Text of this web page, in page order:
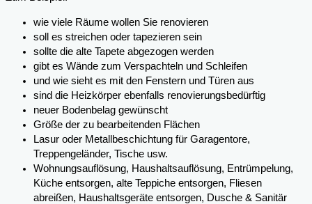
wie viele Räume wollen Sie renovieren
soll es streichen oder tapezieren sein
sollte die alte Tapete abgezogen werden
gibt es Wände zum Verspachteln und Schleifen
und wie sieht es mit den Fenstern und Türen aus
sind die Heizkörper ebenfalls renovierungsbedürftig
neuer Bodenbelag gewünscht
Größe der zu bearbeitenden Flächen
Lasur oder Metallbeschichtung für Garagentore,
Treppengeländer, Tische usw.
Wohnungsauflösung, Haushaltsauflösung, Entrümpelung,
Küche entsorgen, alte Teppiche entsorgen, Fliesen
abreißen, Haushaltsgeräte entsorgen, Dusche & Sanitär